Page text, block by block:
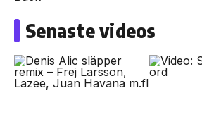
Senaste videos